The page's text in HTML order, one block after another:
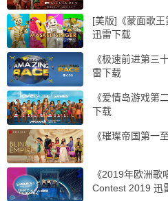
[美版]《蒙面歌
迅雷下载
《极速前进第三
雷下载
《爱情岛游戏第
下载
《璀璨帝国第一
《2019年欧洲
Contest 2019 迅